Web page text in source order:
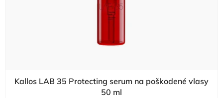
Kallos LAB 35 Protecting serum na poškodené vlasy
50 ml